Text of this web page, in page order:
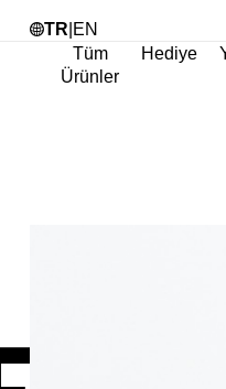
TR EN
Tüm
Ürünler
Hediye